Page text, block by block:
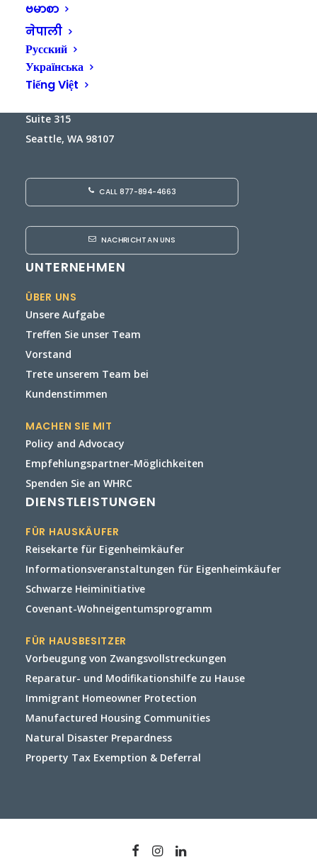
ဗမာစာ
नेपाली
Русский
Українська
Tiếng Việt
Suite 315
Seattle, WA 98107
CALL 877-894-4663
NACHRICHT AN UNS
UNTERNEHMEN
ÜBER UNS
Unsere Aufgabe
Treffen Sie unser Team
Vorstand
Trete unserem Team bei
Kundenstimmen
MACHEN SIE MIT
Policy and Advocacy
Empfehlungspartner-Möglichkeiten
Spenden Sie an WHRC
DIENSTLEISTUNGEN
FÜR HAUSKÄUFER
Reisekarte für Eigenheimkäufer
Informationsveranstaltungen für Eigenheimkäufer
Schwarze Heiminitiative
Covenant-Wohneigentumsprogramm
FÜR HAUSBESITZER
Vorbeugung von Zwangsvollstreckungen
Reparatur- und Modifikationshilfe zu Hause
Immigrant Homeowner Protection
Manufactured Housing Communities
Natural Disaster Prepardness
Property Tax Exemption & Deferral